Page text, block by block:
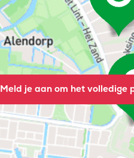
Meld je aan om het volledige